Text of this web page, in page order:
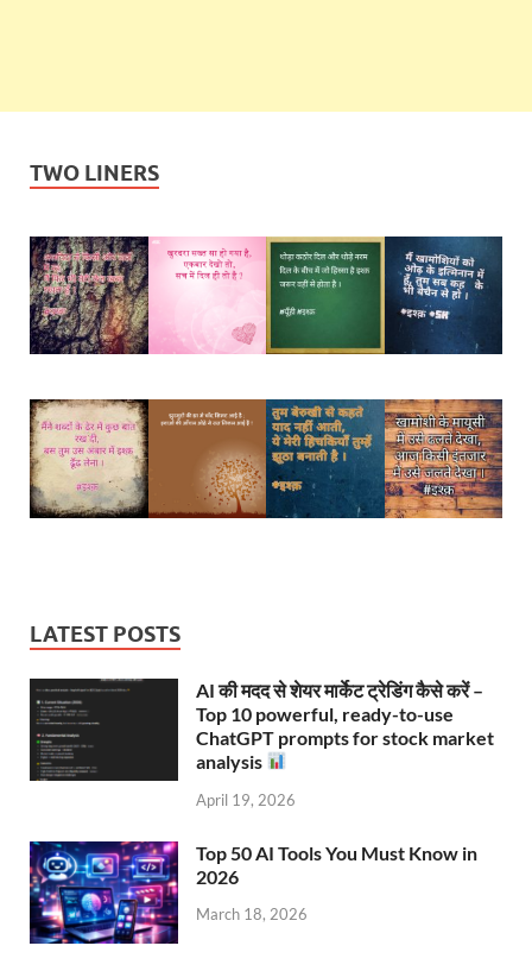
TWO LINERS
LATEST POSTS
AI की मदद से शेयर मार्केट ट्रेडिंग कैसे करें –
Top 10 powerful, ready-to-use
ChatGPT prompts for stock market
analysis
April 19, 2026
Top 50 AI Tools You Must Know in
2026
March 18, 2026